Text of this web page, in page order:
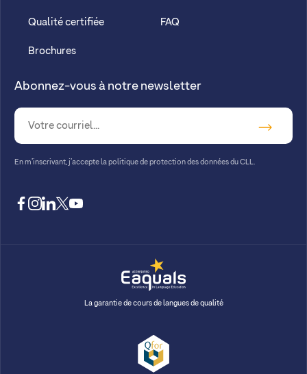
Qualité certifiée
Brochures
FAQ
Abonnez-vous à notre newsletter
En m’inscrivant, j’accepte la politique de protection des données du CLL.
facebook
instagram
linkedin
twitteryoutube
La garantie de cours de langues de qualité